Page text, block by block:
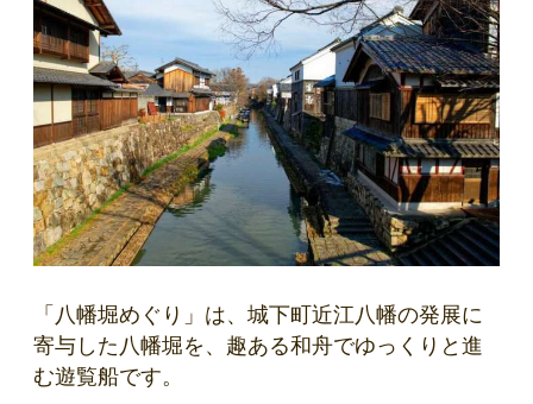
「八幡堀めぐり」は、城下町近江八幡の発展に
寄与した八幡堀を、趣ある和舟でゆっくりと進
む遊覧船です。